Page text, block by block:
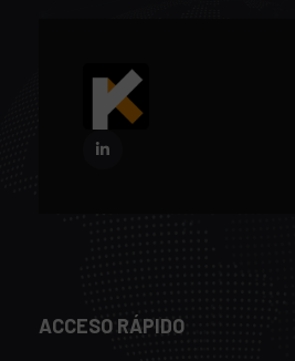
ACCESO RÁPIDO